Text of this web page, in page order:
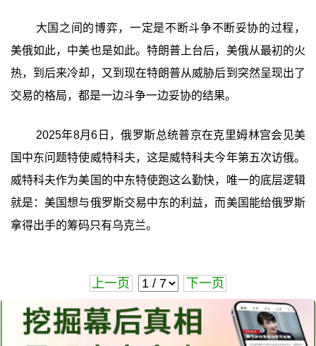
大国之间的博弈，一定是不断斗争不断妥协的过程，
美俄如此，中美也是如此。特朗普上台后，美俄从最初的火
热，到后来冷却，又到现在特朗普从威胁后到突然呈现出了
交易的格局，都是一边斗争一边妥协的结果。
2025年8月6日，俄罗斯总统普京在克里姆林宫会见美
国中东问题特使威特科夫，这是威特科夫今年第五次访俄。
威特科夫作为美国的中东特使跑这么勤快，唯一的底层逻辑
就是：美国想与俄罗斯交易中东的利益，而美国能给俄罗斯
拿得出手的筹码只有乌克兰。
上一页 下一页